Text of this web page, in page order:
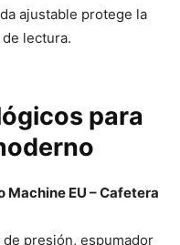
ajustable protege la
lectura.
para
EU – Cafetera
presión, espumador